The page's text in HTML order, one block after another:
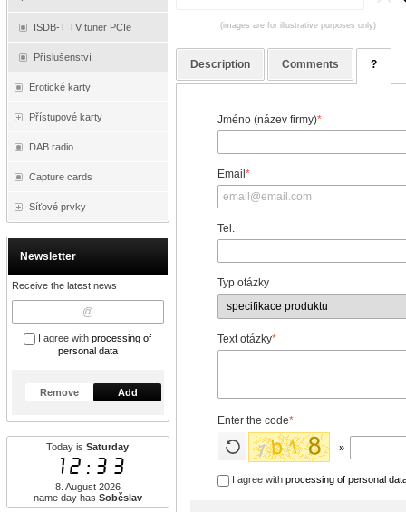
ISDB-T TV tuner PCIe
Příslušenství
Erotické karty
Přístupové karty
DAB radio
Capture cards
Síťové prvky
Newsletter
Receive the latest news
I agree withprocessing of
personal data
Remove Add
Today isSaturday
12:33
8. August 2026
name day has Soběslav
(images are for illustrative purposes only)
Description Comments ?
Jméno (název firmy)*
Email*
Tel.
Typ otázky
Text otázky*
Enter the code*
»
I agree withprocessing of personal